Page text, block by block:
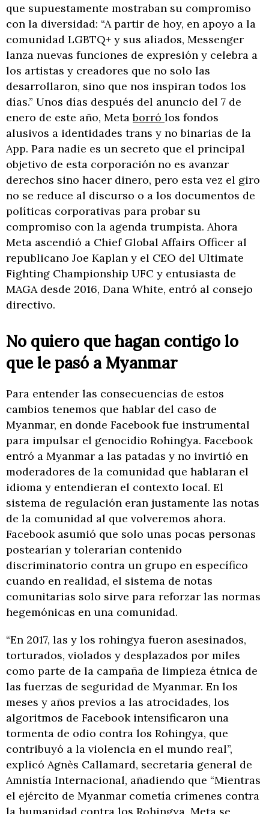
que supuestamente mostraban su compromiso
con la diversidad: “A partir de hoy, en apoyo a la
comunidad LGBTQ+ y sus aliados, Messenger
lanza nuevas funciones de expresión y celebra a
los artistas y creadores que no solo las
desarrollaron, sino que nos inspiran todos los
días.” Unos días después del anuncio del 7 de
enero de este año, Metaborró los fondos
alusivos a identidades trans y no binarias de la
App. Para nadie es un secreto que el principal
objetivo de esta corporación no es avanzar
derechos sino hacer dinero, pero esta vez el giro
no se reduce al discurso o a los documentos de
políticas corporativas para probar su
compromiso con la agenda trumpista. Ahora
Meta ascendió a Chief Global Affairs Officer al
republicano Joe Kaplan y el CEO del Ultimate
Fighting Championship UFC y entusiasta de
MAGA desde 2016, Dana White, entró al consejo
directivo.
No quiero que hagan contigo lo
que le pasó a Myanmar
Para entender las consecuencias de estos
cambios tenemos que hablar del caso de
Myanmar, en donde Facebook fue instrumental
para impulsar el genocidio Rohingya. Facebook
entró a Myanmar a las patadas y no invirtió en
moderadores de la comunidad que hablaran el
idioma y entendieran el contexto local. El
sistema de regulación eran justamente las notas
de la comunidad al que volveremos ahora.
Facebook asumió que solo unas pocas personas
postearían y tolerarían contenido
discriminatorio contra un grupo en específico
cuando en realidad, el sistema de notas
comunitarias solo sirve para reforzar las normas
hegemónicas en una comunidad.
“En 2017, las y los rohingya fueron asesinados,
torturados, violados y desplazados por miles
como parte de la campaña de limpieza étnica de
las fuerzas de seguridad de Myanmar. En los
meses y años previos a las atrocidades, los
algoritmos de Facebook intensificaron una
tormenta de odio contra los Rohingya, que
contribuyó a la violencia en el mundo real”,
explicó Agnès Callamard, secretaria general de
Amnistía Internacional, añadiendo que “Mientras
el ejército de Myanmar cometía crímenes contra
la humanidad contra los Rohingya, Meta se